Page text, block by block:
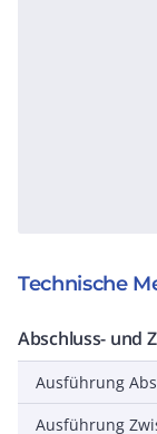
Technische
Abschluss- und